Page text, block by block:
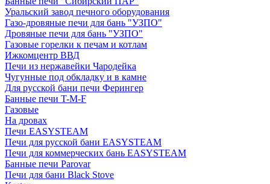
Уральский завод печного оборудования
Газо-дровяные печи для бань "УЗПО"
Дровяные печи для бань "УЗПО"
Газовые горелки к печам и котлам
Ижкомцентр ВВД
Печи из нержавейки Чародейка
Чугунные под обкладку и в камне
Для русской бани печи Ферингер
Банные печи T-M-F
Газовые
На дровах
Печи EASYSTEAM
Печи для русской бани EASYSTEAM
Печи для коммерческих бань EASYSTEAM
Банные печи Parovar
Печи для бани Black Stove